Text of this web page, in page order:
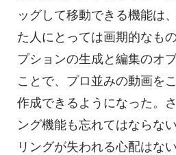
ッグして移動できる機能は
た人にとっては画期的なも
プションの生成と編集のオ
ことで、プロ並みの動画を
作成できるようになった。
ング機能も忘れてはならな
リングが失われる心配はな